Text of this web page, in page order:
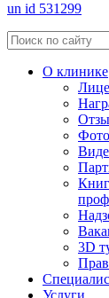
un id 531299
О клинике
3D
Услуги